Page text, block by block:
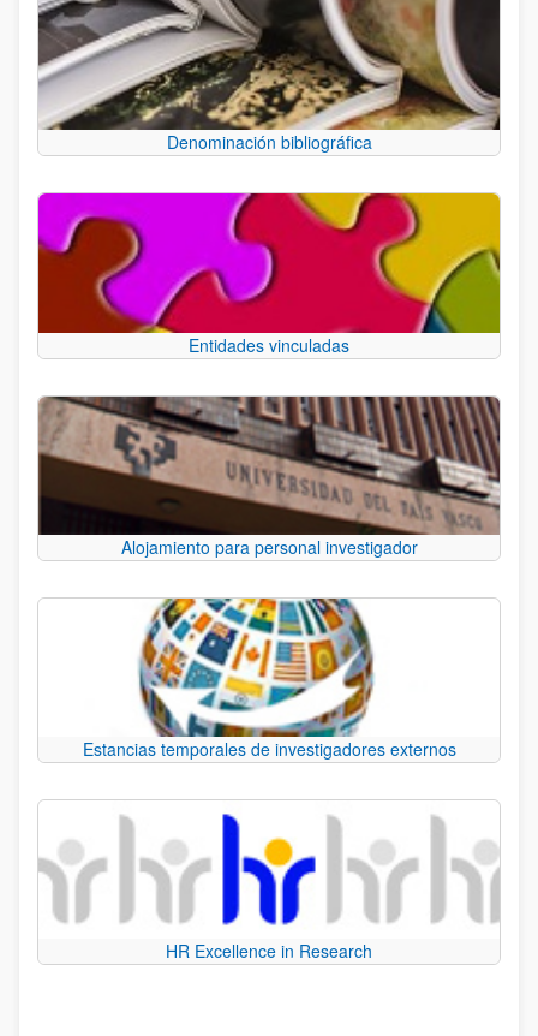
Denominación bibliográfica
Entidades vinculadas
Alojamiento para personal investigador
Estancias temporales de investigadores externos
HR Excellence in Research